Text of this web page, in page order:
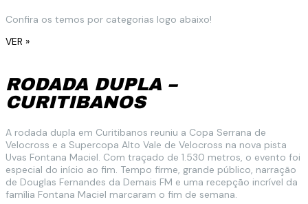
Confira os temos por categorias logo abaixo!
VER »
RODADA DUPLA –
CURITIBANOS
A rodada dupla em Curitibanos reuniu a Copa Serrana de
Velocross e a Supercopa Alto Vale de Velocross na nova pista
Uvas Fontana Maciel. Com traçado de 1.530 metros, o evento foi
especial do início ao fim. Tempo firme, grande público, narração
de Douglas Fernandes da Demais FM e uma recepção incrível da
família Fontana Maciel marcaram o fim de semana.